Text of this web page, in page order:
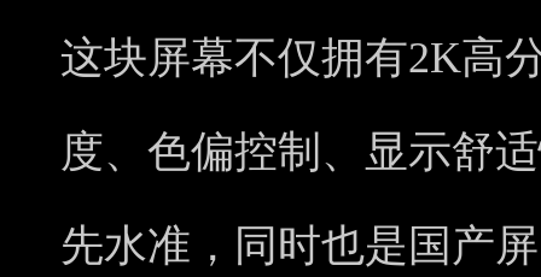
这块屏幕不仅拥有2K高
度、色偏控制、显示舒
先水准，同时也是国产